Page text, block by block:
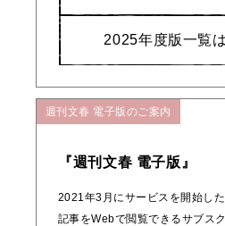
2025年度版一覧
週刊文春 電子版のご案内
『週刊文春 電子版』
2021年3月にサービスを開始し
記事をWebで閲覧できるサブス